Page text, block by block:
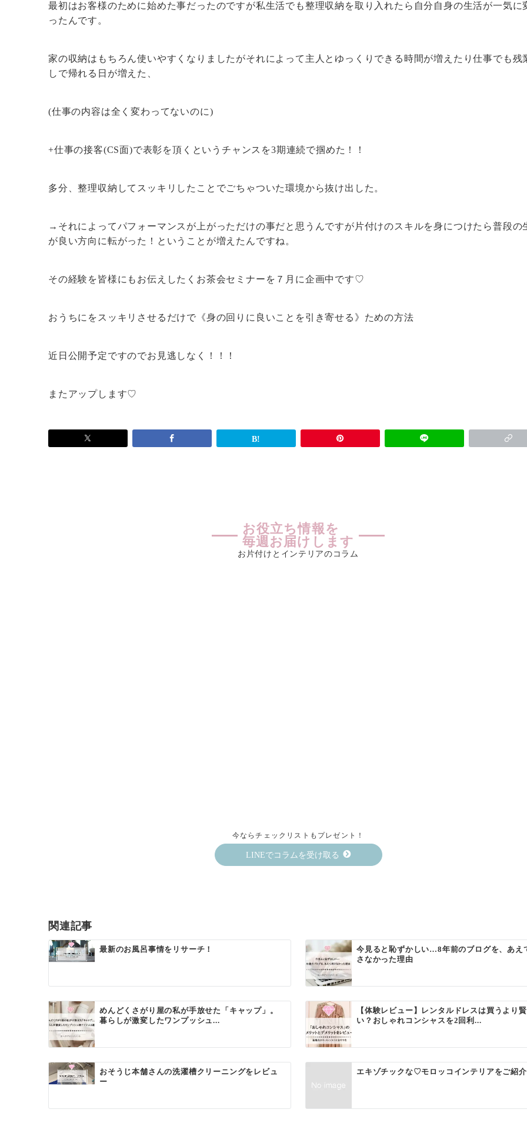
最初はお客様のために始めた事だったのですが私生活でも整理収納を取り入れたら自分自身の生活が一気に
ったんです。
家の収納はもちろん使いやすくなりましたがそれによって主人とゆっくりできる時間が増えたり仕事でも残
しで帰れる日が増えた、
(仕事の内容は全く変わってないのに)
+仕事の接客(CS面)で表彰を頂くというチャンスを3期連続で掴めた！！
多分、整理収納してスッキリしたことでごちゃついた環境から抜け出した。
→それによってパフォーマンスが上がっただけの事だと思うんですが片付けのスキルを身につけたら普段の
が良い方向に転がった！ということが増えたんですね。
その経験を皆様にもお伝えしたくお茶会セミナーを７月に企画中です♡
おうちにをスッキリさせるだけで《身の回りに良いことを引き寄せる》ための方法
近日公開予定ですのでお見逃しなく！！！
またアップします♡
お役立ち情報を
毎週お届けします
お片付けとインテリアのコラム
今ならチェックリストもプレゼント！
LINEでコラムを受け取る
関連記事
最新のお風呂事情をリサーチ！
今見ると恥ずかしい…8年前のブログを、あえ
さなかった理由
めんどくさがり屋の私が手放せた「キャップ」。
暮らしが激変したワンプッシュ...
【体験レビュー】レンタルドレスは買うより賢
い？おしゃれコンシャスを2回利...
おそうじ本舗さんの洗濯槽クリーニングをレビュ
ー
エキゾチックな♡モロッコインテリアをご紹介